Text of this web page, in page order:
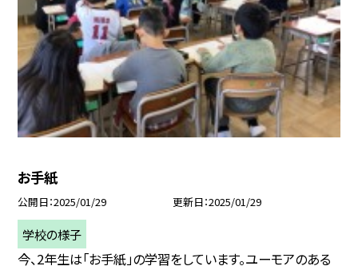
お手紙
公開日 2025/01/29 更新日 2025/01/29
学校の様子
今、2年生は「お手紙」の学習をしています。ユーモアのある